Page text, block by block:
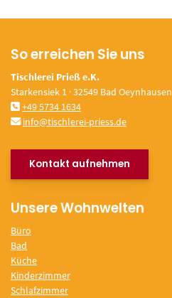
So erreichen Sie uns
Tischlerei Prieß e.K.
Starkensiek 1 · 32549 Bad Oeynhausen
+49 5734 1634
info@tischlerei-priess.de
Kontakt aufnehmen
Unsere Wohnwelten
Büro
Bad
Küche
Kinderzimmer
Schlafzimmer